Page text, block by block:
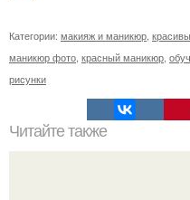
Категории: макияж и маникюр
маникюр фото красный маникюр
рисунки
Читайте также